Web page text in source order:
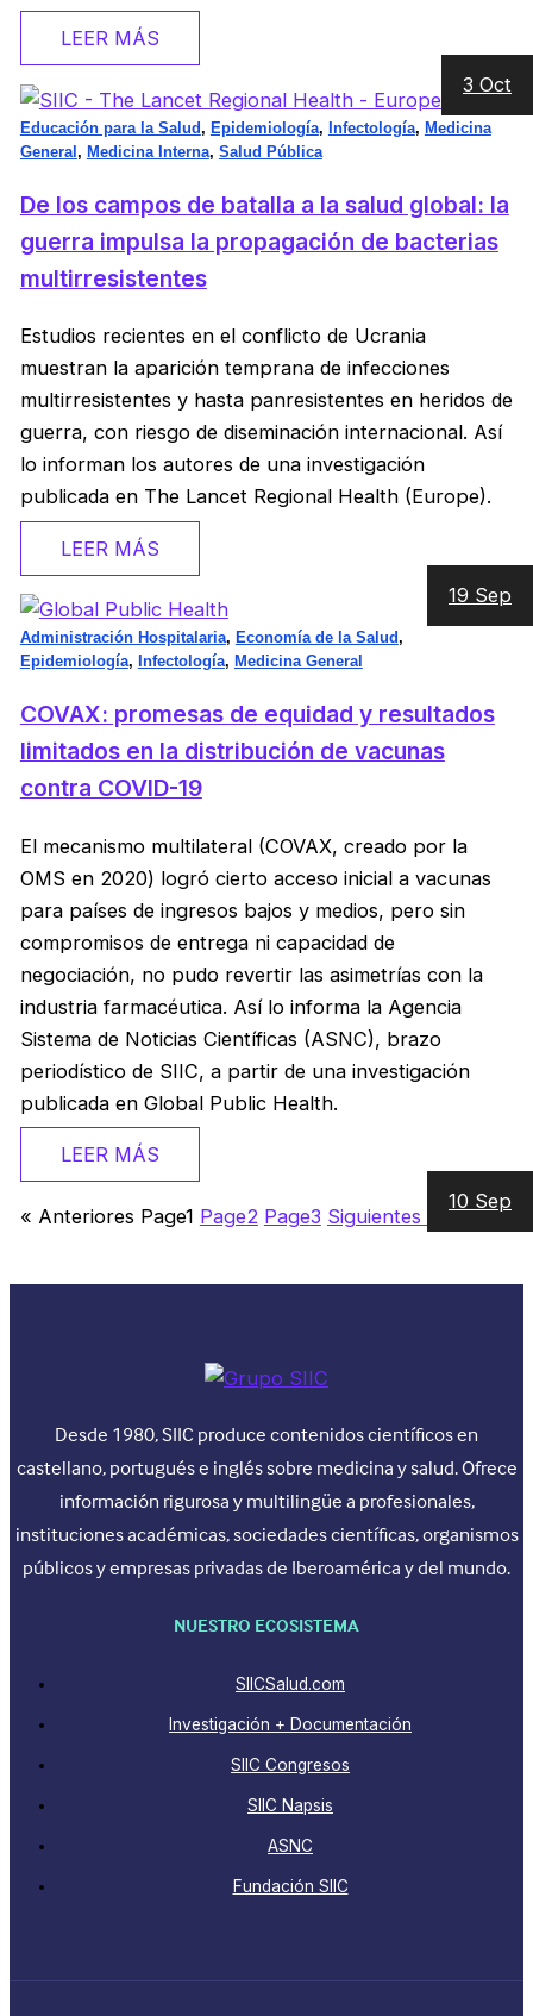
LEER MÁS
3 Oct
Educación para la Salud, Epidemiología, Infectología, Medicina
General, Medicina Interna, Salud Pública
De los campos de batalla a la salud global: la
guerra impulsa la propagación de bacterias
multirresistentes
Estudios recientes en el conflicto de Ucrania
muestran la aparición temprana de infecciones
multirresistentes y hasta panresistentes en heridos de
guerra, con riesgo de diseminación internacional. Así
lo informan los autores de una investigación
publicada en The Lancet Regional Health (Europe).
LEER MÁS
19 Sep
Administración Hospitalaria, Economía de la Salud,
Epidemiología, Infectología, Medicina General
COVAX: promesas de equidad y resultados
limitados en la distribución de vacunas
contra COVID-19
El mecanismo multilateral (COVAX, creado por la
OMS en 2020) logró cierto acceso inicial a vacunas
para países de ingresos bajos y medios, pero sin
compromisos de entrega ni capacidad de
negociación, no pudo revertir las asimetrías con la
industria farmacéutica. Así lo informa la Agencia
Sistema de Noticias Científicas (ASNC), brazo
periodístico de SIIC, a partir de una investigación
publicada en Global Public Health.
LEER MÁS
10 Sep
« Anteriores Page1 Page2 Page3 Siguientes »
Desde 1980, SIIC produce contenidos científicos en
castellano, portugués e inglés sobre medicina y salud. Ofrece
información rigurosa y multilingüe a profesionales,
instituciones académicas, sociedades científicas, organismos
públicos y empresas privadas de Iberoamérica y del mundo.
NUESTRO ECOSISTEMA
SIICSalud.com
Investigación + Documentación
SIIC Congresos
SIIC Napsis
ASNC
Fundación SIIC